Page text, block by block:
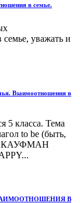
в семье.
уважать и
Взаимоотношения в
5 класса. Тема
to be (быть,
КАУФМАН
В